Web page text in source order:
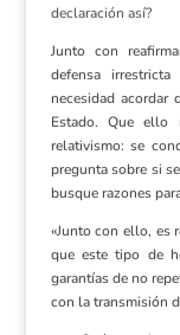
declaración así?
Junto con
defensa
necesidad
Estado. Que ello
relativismo: se
pregunta sobre si
busque razones
«Junto con ello, es
que este tipo de
garantías de no
con la transmisión